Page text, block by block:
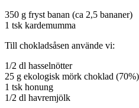
350 g fryst banan (ca 2,5 bananer)
1 tsk kardemumma
Till chokladsåsen använde vi:
1/2 dl hasselnötter
25 g ekologisk mörk choklad (70%)
1 tsk honung
1/2 dl havremjölk